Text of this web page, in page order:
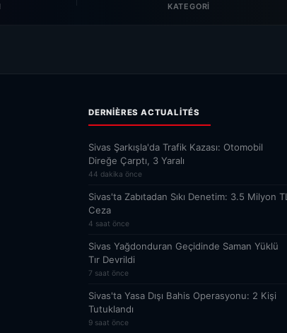
KATEGORI
DERNIÈRES ACTUALITÉS
Sivas Şarkışla'da Trafik Kazası: Otomobil
Direğe Çarptı, 3 Yaralı
44 dakika önce
Sivas'ta Zabıtadan Sıkı Denetim: 3.5 Milyon
Ceza
4 saat önce
Sivas Yağdonduran Geçidinde Saman Yüklü
Tır Devrildi
7 saat önce
Sivas'ta Yasa Dışı Bahis Operasyonu: 2 Kişi
Tutuklandı
9 saat önce